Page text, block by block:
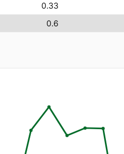
0.33
0.6